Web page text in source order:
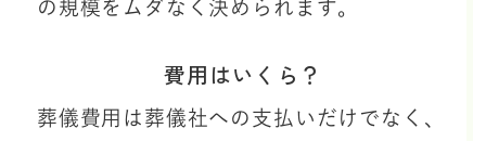
の規模をムダなく決められます。
費用はいくら？
葬儀費用は葬儀社への支払いだけでなく、